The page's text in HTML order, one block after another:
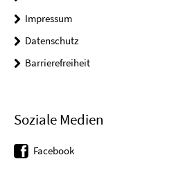
Impressum
Datenschutz
Barrierefreiheit
Soziale Medien
Facebook